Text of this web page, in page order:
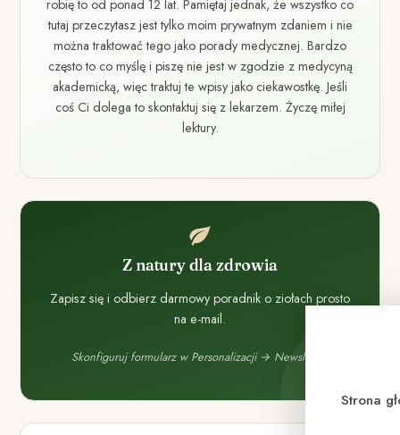
Strona
robię to od ponad 12 lat. Pamiętaj jednak, że wszystko co
tutaj przeczytasz jest tylko moim prywatnym zdaniem i nie
można traktować tego jako porady medycznej. Bardzo
często to co myślę i piszę nie jest w zgodzie z medycyną
akademicką, więc traktuj te wpisy jako ciekawostkę. Jeśli
coś Ci dolega to skontaktuj się z lekarzem. Życzę miłej
lektury.
Z natury dla zdrowia
Zapisz się i odbierz darmowy poradnik o ziołach prosto
na e-mail.
Skonfiguruj formularz w Personalizacji → Newsletter.